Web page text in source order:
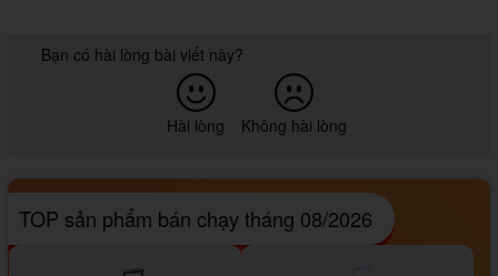
Bạn có hài lòng bài viết này?
Hài lòng Không hài lòng
TOP sản phẩm bán chạy tháng 08/2026